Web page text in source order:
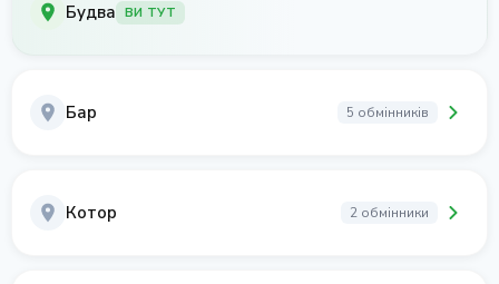
Будва ВИ ТУТ
Бар 5 обмінників
Котор 2 обмінники